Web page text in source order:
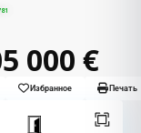
000 €
Избранное Печать